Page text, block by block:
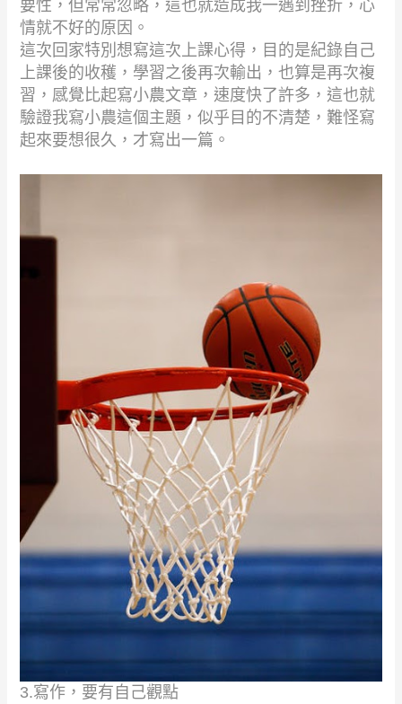
要性，但常常忽略，這也就造成我一遇到挫折，心
情就不好的原因。
這次回家特別想寫這次上課心得，目的是紀錄自己
上課後的收穫，學習之後再次輸出，也算是再次複
習，感覺比起寫小農文章，速度快了許多，這也就
驗證我寫小農這個主題，似乎目的不清楚，難怪寫
起來要想很久，才寫出一篇。
3.寫作，要有自己觀點